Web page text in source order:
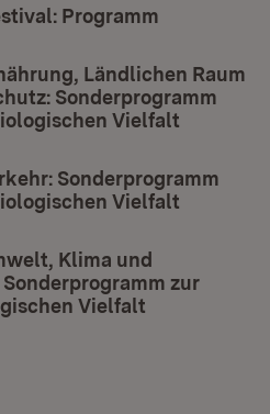
Programm
Ländlichen Raum
Sonderprogramm
Vielfalt
Sonderprogramm
Vielfalt
Klima und
zur
Vielfalt